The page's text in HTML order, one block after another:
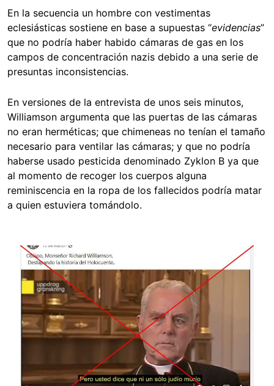
En la secuencia un hombre con vestimentas
eclesiásticas sostiene en base a supuestas “evidencias”
que no podría haber habido cámaras de gas en los
campos de concentración nazis debido a una serie de
presuntas inconsistencias.
En versiones de la entrevista de unos seis minutos,
Williamson argumenta que las puertas de las cámaras
no eran herméticas; que chimeneas no tenían el tamaño
necesario para ventilar las cámaras; y que no podría
haberse usado pesticida denominado Zyklon B ya que
al momento de recoger los cuerpos alguna
reminiscencia en la ropa de los fallecidos podría matar
a quien estuviera tomándolo.
Image